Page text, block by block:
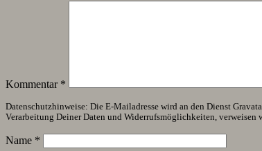
Kommentar *
Datenschutzhinweise: Die E-Mailadresse wird an den Dienst
Verarbeitung Deiner Daten und Widerrufsmöglichkeiten, verweisen
Name *